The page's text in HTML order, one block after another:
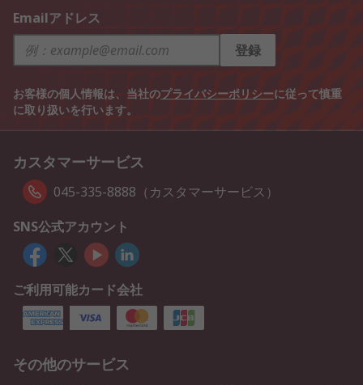
Emailアドレス
登録
お客様の個人情報は、当社のプライバシーポリシーに従って慎重
に取り扱いを行います。
カスタマーサービス
045-335-8888（カスタマーサービス）
SNS公式アカウント
ご利用可能カード会社
その他のサービス